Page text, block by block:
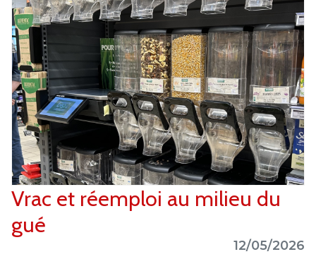
Vrac et réemploi au milieu du
gué
12/05/2026